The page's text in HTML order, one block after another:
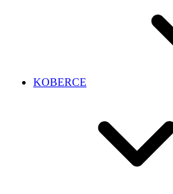
KOBERCE